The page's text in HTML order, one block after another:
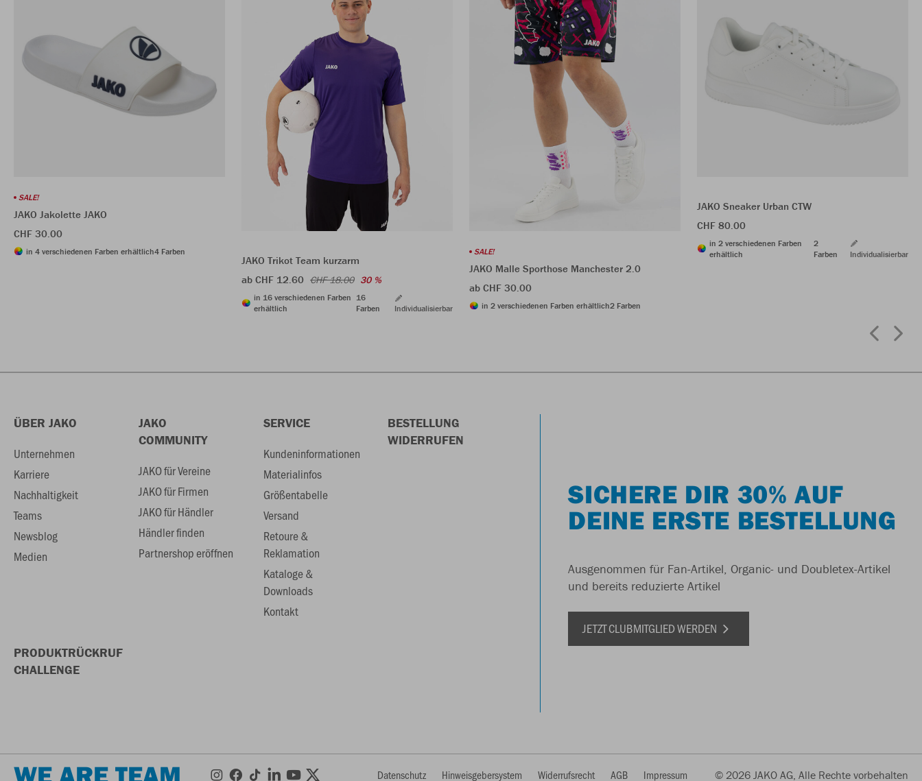
SALE!
JAKO Jakolette JAKO
CHF 30.00
in 4 verschiedenen Farben erhältlich4 Farben
JAKO Trikot Team kurzarm
ab CHF 12.60 CHF 18.00 30 %
in 16 verschiedenen Farben
erhältlich
16
Farben
Individualisierbar
SALE!
JAKO Malle Sporthose Manchester 2.0
ab CHF 30.00
in 2 verschiedenen Farben erhältlich2 Farben
JAKO Sneaker Urban CTW
CHF 80.00
in 2 verschiedenen Farben
erhältlich
2
Farben
Individualisierbar
ÜBER JAKO
Unternehmen
Karriere
Nachhaltigkeit
Teams
Newsblog
Medien
JAKO
COMMUNITY
JAKO für Vereine
JAKO für Firmen
JAKO für Händler
Händler finden
Partnershop eröffnen
SERVICE
Kundeninformationen
Materialinfos
Größentabelle
Versand
Retoure &
Reklamation
Kataloge &
Downloads
Kontakt
BESTELLUNG
WIDERRUFEN
PRODUKTRÜCKRUF
CHALLENGE
SICHERE DIR 30% AUF
DEINE ERSTE BESTELLUNG
Ausgenommen für Fan-Artikel, Organic- und Doubletex-Artikel
und bereits reduzierte Artikel
JETZT CLUBMITGLIED WERDEN
Datenschutz Hinweisgebersystem Widerrufsrecht AGB Impressum © 2026 JAKO AG, Alle Rechte vorbehalten